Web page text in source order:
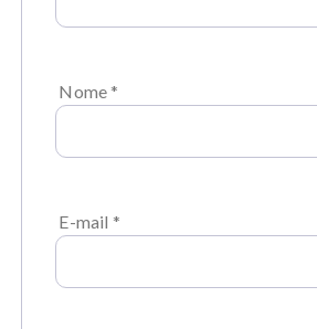
Nome *
E-mail *